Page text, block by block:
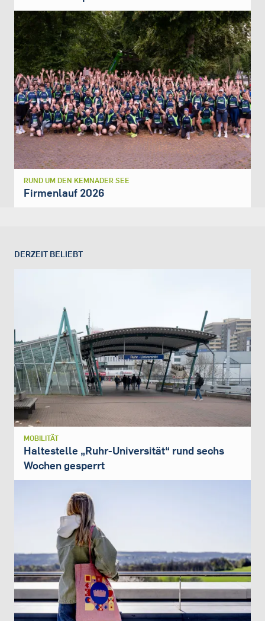
RUND UM DEN KEMNADER SEE
Firmenlauf 2026
DERZEIT BELIEBT
MOBILITÄT
Haltestelle „Ruhr-Universität“ rund sechs
Wochen gesperrt